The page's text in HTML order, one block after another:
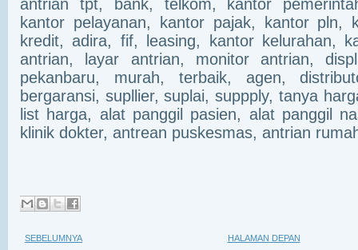
antrian tpt, bank, telkom, kantor
kantor pelayanan, kantor pajak, kantor pln,
kredit, adira, fif, leasing, kantor kelurahan,
antrian, layar antrian, monitor antrian,
pekanbaru, murah, terbaik, agen,
bergaransi, supllier, suplai, suppply, tanya
list harga, alat panggil pasien, alat panggil
klinik dokter, antrean puskesmas, antrian
SEBELUMNYA HALAMAN DEPAN